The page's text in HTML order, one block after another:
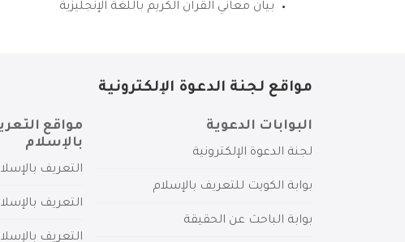
بيان معاني القرآن الكريم باللغة الإنجليزية
مواقع لجنة الدعوة الإلكترونية
البوابات الدعوية
لجنة الدعوة الإلكترونية
بوابة الكويت للتعريف بالإسلام
بوابة الباحث عن الحقيقة
مواقع
بالإسلام
التعريف
التعريف
التعريف